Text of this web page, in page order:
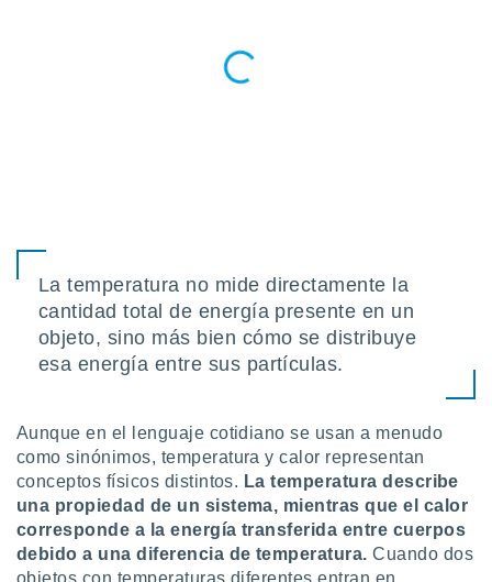
un
o acceder
datos
La temperatura no mide directamente la
cantidad total de energía presente en un
objeto, sino más bien cómo se distribuye
esa energía entre sus partículas.
Aunque en el lenguaje cotidiano se usan a menudo
como sinónimos, temperatura y calor representan
conceptos físicos distintos. La temperatura describe
una propiedad de un sistema, mientras que el calor
corresponde a la energía transferida entre cuerpos
debido a una diferencia de temperatura. Cuando dos
objetos con temperaturas diferentes entran en